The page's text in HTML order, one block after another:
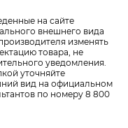
на сайте
внешнего вида
изменять
товара, не
уведомления.
уточняйте
вид на официальном
по номеру 8 800